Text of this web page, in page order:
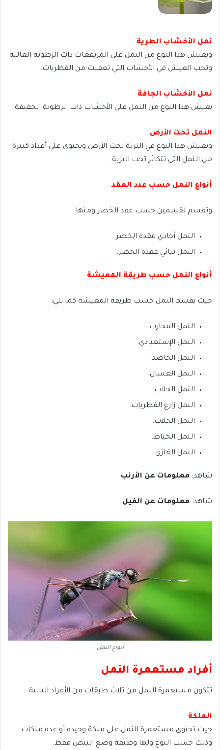
نمل الأخشاب الطرية
ويعيش هذا النوع من النمل على المرتفعات ذات الرطوبة العالية
وتحب العيش في الأخشاب التي تعفنت من الفطريات.
نمل الأخشاب الجافة
يعيش هذا النوع من النمل على الأخشاب ذات الرطوبة الخفيفة.
النمل تحت الأرض
ويعيش هذا النوع في التربة تحت الأرض ويحتوي على أعداد كبيرة
من النمل التي تتكاثر تحت التربة.
أنواع النمل حسب عدد العقد
وتقسم لقسمين حسب عقد الخصر ومنها:
النمل أحادي عقدة الخصر.
النمل ثنائي عقدة الخصر.
أنواع النمل حسب طريقة المعيشة
حيث يقسم النمل حسب طريقة المعيشة كما يلي:
النمل المحارب.
النمل الإستعبادي.
النمل الحاصد.
النمل العسال.
النمل الحلاب.
النمل زارع الفطريات.
النمل الحلاب.
النمل الخياط.
النمل الغازي.
شاهد: معلومات عن الأرنب
شاهد: معلومات عن الفيل
أنواع النمل
أفراد مستعمرة النمل
تتكون مستعمرة النمل من ثلاث طبقات من الأفراد التالية:
الملكة
حيث تحتوي مستعمرة النمل على ملكة وحيدة أو عدة ملكات
وذلك حسب النوع ولها وظيفة وضع البيض فقط.